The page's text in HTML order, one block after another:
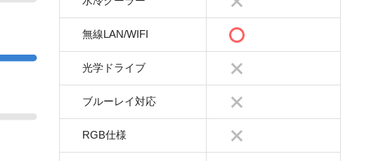
無線LAN/WIFI
光学ドライブ
ブルーレイ対応
RGB仕様